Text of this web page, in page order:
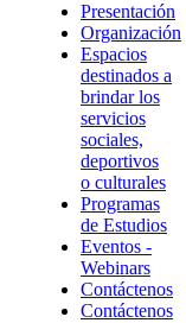
Presentación
Organización
Espacios
destinados a
brindar los
servicios
sociales,
deportivos
o culturales
Programas
de Estudios
Eventos -
Webinars
Contáctenos
Contáctenos